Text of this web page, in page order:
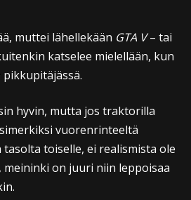
muttei lähellekään GTA V– tai
katselee mielellään, kun
hyvin, mutta jos traktorilla
vuorenrinteeltä
toiselle, ei realismista ole
meininki on juuri niin leppoisaa